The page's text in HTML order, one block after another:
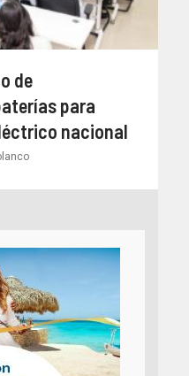
de
para
nacional